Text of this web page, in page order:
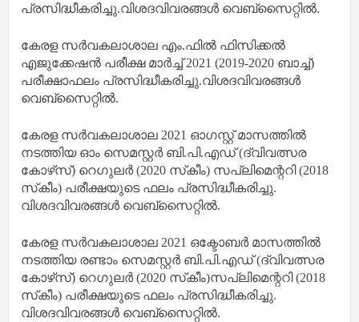
പ്രസിദ്ധീകരിച്ചു.വിശദവിവരങ്ങള്‍ വെബ്‌സൈറ്റില്‍.
കേരള സര്‍വകലാശാല എം.ഫില്‍ ഫിസിക്കല്‍
എജുക്കേഷന്‍ പരീക്ഷ മാര്‍ച്ച് 2021 (2019-2020 ബാച്ച്)
പരീക്ഷാഫലം പ്രസിദ്ധീകരിച്ചു.വിശദവിവരങ്ങള്‍
വെബ്‌സൈറ്റില്‍.
കേരള സര്‍വകലാശാല 2021 ഓഗസ്റ്റ് മാസത്തില്‍
നടത്തിയ ഓം സെമസ്റ്റര്‍ ബി.പി.എഡ് (ദ്വിവത്സര
കോഴ്‌സ്) റെഗുലര്‍ (2020 സ്‌കീം) സപ്ലിമെന്ററി (2018
സ്‌കീം) പരീക്ഷയുടെ ഫലം പ്രസിദ്ധീകരിച്ചു.
വിശദവിവരങ്ങള്‍ വെബ്‌സൈറ്റില്‍.
കേരള സര്‍വകലാശാല 2021 ഒക്ടോബര്‍ മാസത്തില്‍
നടത്തിയ രണ്ടാം സെമസ്റ്റര്‍ ബി.പി.എഡ് (ദ്വിവത്സര
കോഴ്‌സ്) റെഗുലര്‍ (2020 സ്‌കീം)സപ്ലിമെന്ററി (2018
സ്‌കീം) പരീക്ഷയുടെ ഫലം പ്രസിദ്ധീകരിച്ചു.
വിശദവിവരങ്ങള്‍ വെബ്‌സൈറ്റില്‍.